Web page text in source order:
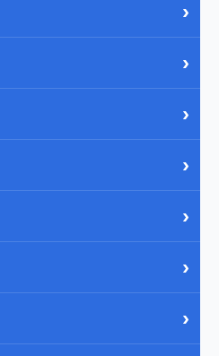
›
›
›
›
›
›
›